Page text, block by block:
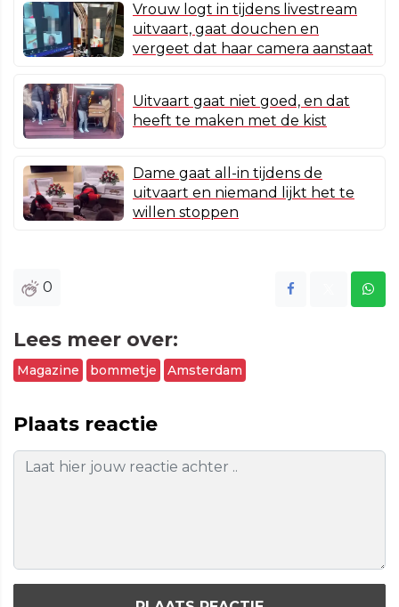
Vrouw logt in tijdens livestream
uitvaart, gaat douchen en
vergeet dat haar camera aanstaat
Uitvaart gaat niet goed, en dat
heeft te maken met de kist
Dame gaat all-in tijdens de
uitvaart en niemand lijkt het te
willen stoppen
0
Lees meer over:
Magazine bommetje Amsterdam
Plaats reactie